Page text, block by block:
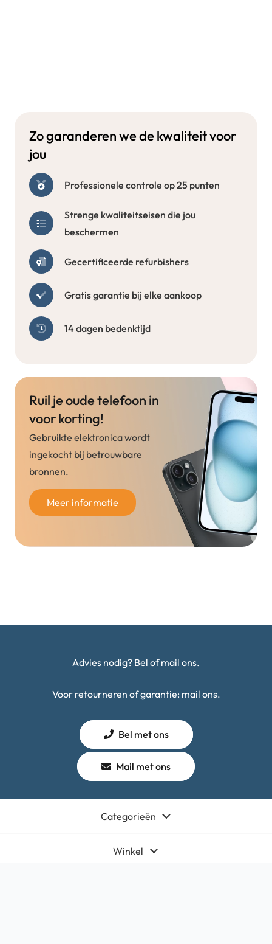
Zo garanderen we de kwaliteit voor
jou
Professionele controle op 25 punten
Strenge kwaliteitseisen die jou
beschermen
Gecertificeerde refurbishers
Gratis garantie bij elke aankoop
14 dagen bedenktijd
Ruil je oude telefoon in
voor korting!
Gebruikte elektronica wordt
ingekocht bij betrouwbare
bronnen.
Meer informatie
Advies nodig? Bel of mail ons.
Voor retourneren of garantie: mail ons.
Bel met ons
Mail met ons
Categorieën
Winkel